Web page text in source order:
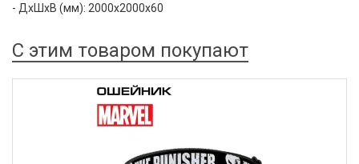
- ДхШхВ (мм): 2000x2000x60
С этим товаром покупают